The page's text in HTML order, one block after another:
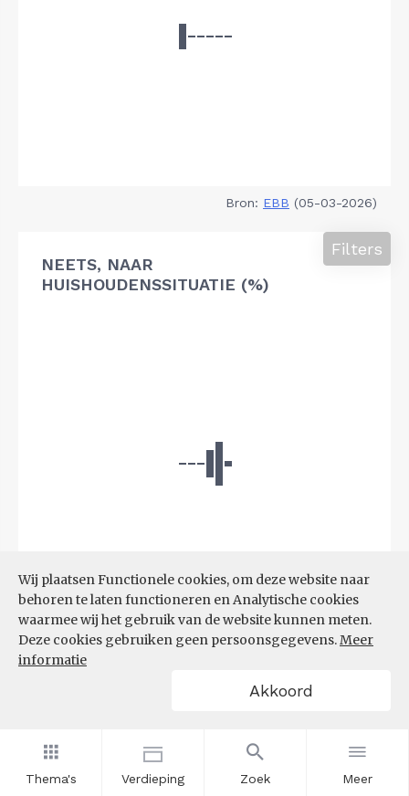
Thema's Verdieping Zoek Meer
Wij plaatsen Functionele cookies, om deze website naar
behoren te laten functioneren en Analytische cookies
waarmee wij het gebruik van de website kunnen meten.
Deze cookies gebruiken geen persoonsgegevens.Meer
informatie
Akkoord
Bron: EBB (05-03-2026)
NEETS, NAAR
HUISHOUDENSSITUATIE (%)
Filters
Bron:
AANDEEL NEETS NAAR REGIO